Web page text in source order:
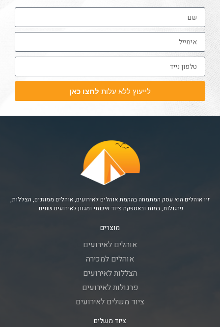
לייעוץ ללא עלות לחצו כאן
זיו אוהלים הוא עסק המתמחה בהקמת אוהלים לאירועים, אוהלים ממוזגים, הצללות,
פרגולות, במות ובאספקת ציוד איכותי ומגוון לאירועים שונים.
מוצרים
אוהלים לאירועים
אוהלים למכירה
הצללות לאירועים
פרגולות לאירועים
ציוד משלים לאירועים
ציוד משלים